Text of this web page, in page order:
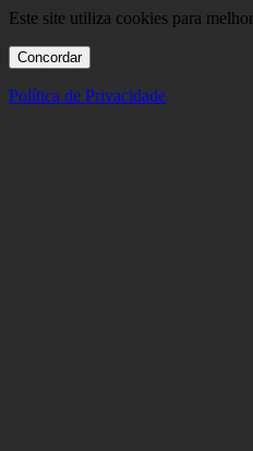
Este site utiliza cookies para
Concordar
Política de Privacidade